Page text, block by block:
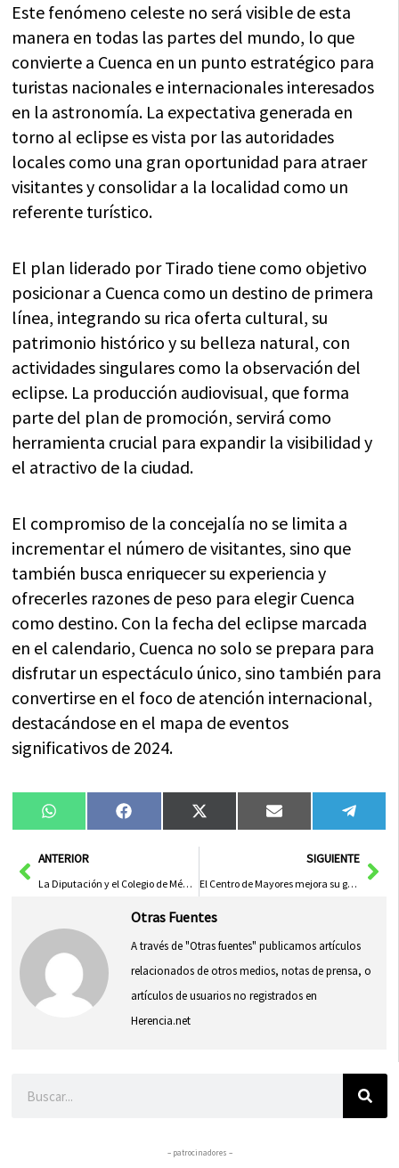
Este fenómeno celeste no será visible de esta
manera en todas las partes del mundo, lo que
convierte a Cuenca en un punto estratégico para
turistas nacionales e internacionales interesados
en la astronomía. La expectativa generada en
torno al eclipse es vista por las autoridades
locales como una gran oportunidad para atraer
visitantes y consolidar a la localidad como un
referente turístico.
El plan liderado por Tirado tiene como objetivo
posicionar a Cuenca como un destino de primera
línea, integrando su rica oferta cultural, su
patrimonio histórico y su belleza natural, con
actividades singulares como la observación del
eclipse. La producción audiovisual, que forma
parte del plan de promoción, servirá como
herramienta crucial para expandir la visibilidad y
el atractivo de la ciudad.
El compromiso de la concejalía no se limita a
incrementar el número de visitantes, sino que
también busca enriquecer su experiencia y
ofrecerles razones de peso para elegir Cuenca
como destino. Con la fecha del eclipse marcada
en el calendario, Cuenca no solo se prepara para
disfrutar un espectáculo único, sino también para
convertirse en el foco de atención internacional,
destacándose en el mapa de eventos
significativos de 2024.
Compartir
en
WhatsAppCompartir
en
FacebookCompartir
en
X
(Twitter)
Compartir
en
Email
en
AntANTERIOR
La Diputación y el Colegio de Médicos Se Unen para Honrar a los Profesionales Caídos por la COVID-19
SIGUIENTE
El Centro de Mayores mejora su gimnasio y renueva la calefacción para reforzar el bienestar de sus usuarios
Otras Fuentes
A través de "Otras fuentes" publicamos artículos
relacionados de otros medios, notas de prensa, o
artículos de usuarios no registrados en
Herencia.net
– patrocinadores –